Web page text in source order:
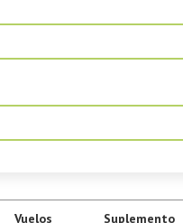
Vuelos
Suplemento